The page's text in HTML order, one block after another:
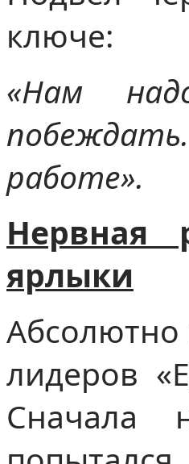
ключе:
«Нам
работе».
Нервная
ярлыки
Абсолютно
лидеров
Сначала